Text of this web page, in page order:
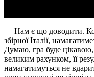
— Нам є що доводити.
збірної Італії,
Думаю, гра буде цікавою,
великим рахунком, її
намагатимуться не